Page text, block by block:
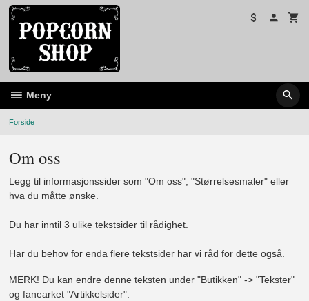
Gå
innholdet
Meny
Forside
Om oss
Legg til informasjonssider som "Om oss", "Størrelsesmaler" eller
hva du måtte ønske.
Du har inntil 3 ulike tekstsider til rådighet.
Har du behov for enda flere tekstsider har vi råd for dette også.
MERK! Du kan endre denne teksten under "Butikken" -> "Tekster"
og fanearket "Artikkelsider".